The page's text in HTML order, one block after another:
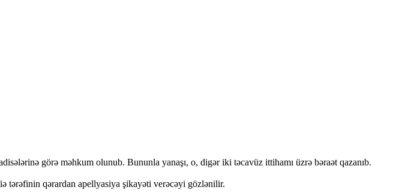
görə məhkum olunub. Bununla yanaşı, o, digər iki təcavüz ittihamı üzrə bəraət qazanıb.
tərəfinin qərardan apellyasiya şikayəti verəcəyi gözlənilir.